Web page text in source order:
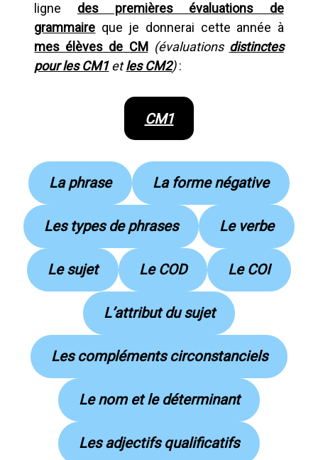
ligne des premières évaluations de
grammaire que je donnerai cette année à
mes élèves de CM (évaluations distinctes
pour les CM1etles CM2):
CM1
La phrase La forme négative
Les types de phrases Le verbe
Le sujet Le COD Le COI
L’attribut du sujet
Les compléments circonstanciels
Le nom et le déterminant
Les adjectifs qualificatifs